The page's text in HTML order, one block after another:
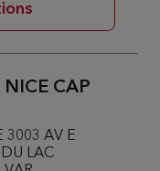
CAP
3003 AV E
LAC